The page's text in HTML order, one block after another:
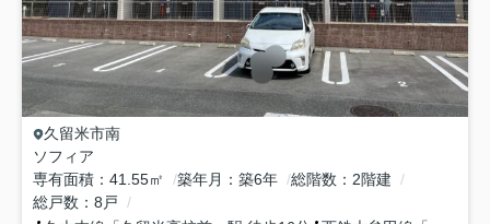
久留米市南
ソフィア
専有面積
41.55㎡ 築年月 築6年 総階数
2階建
総戸数
8戸